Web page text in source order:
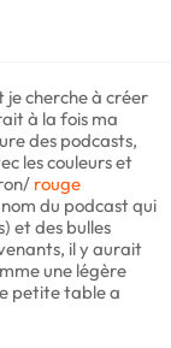
je cherche à créer
à la fois ma
des podcasts,
les couleurs et
rouge
du podcast qui
et des bulles
il y aurait
une légère
petite table a